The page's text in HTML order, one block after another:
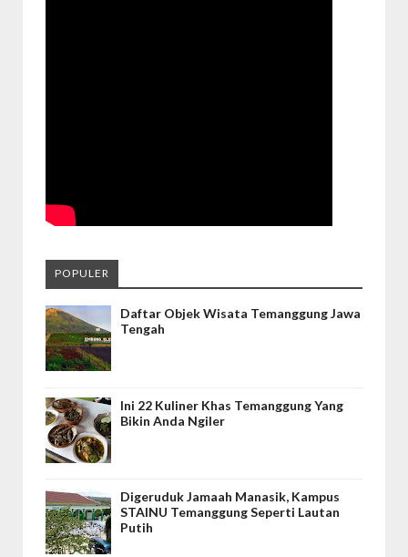
POPULER
Daftar Objek Wisata Temanggung Jawa
Tengah
Ini 22 Kuliner Khas Temanggung Yang
Bikin Anda Ngiler
Digeruduk Jamaah Manasik, Kampus
STAINU Temanggung Seperti Lautan
Putih